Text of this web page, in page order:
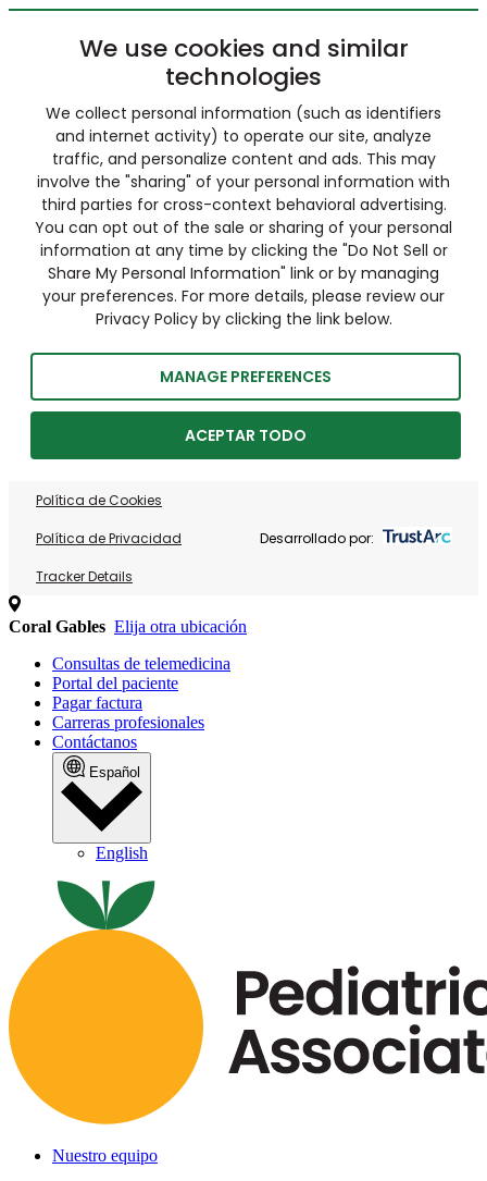
We use cookies and similar
technologies
We collect personal information (such as identifiers
and internet activity) to operate our site, analyze
traffic, and personalize content and ads. This may
involve the "sharing" of your personal information with
third parties for cross-context behavioral advertising.
You can opt out of the sale or sharing of your personal
information at any time by clicking the "Do Not Sell or
Share My Personal Information" link or by managing
your preferences. For more details, please review our
Privacy Policy by clicking the link below.
MANAGE PREFERENCES
ACEPTAR TODO
Política de Cookies
Política de Privacidad
Tracker Details
Desarrollado por:
Coral Gables Elija otra ubicación
Consultas de telemedicina
Portal del paciente
Pagar factura
Carreras profesionales
Contáctanos
Español
English
Nuestro equipo